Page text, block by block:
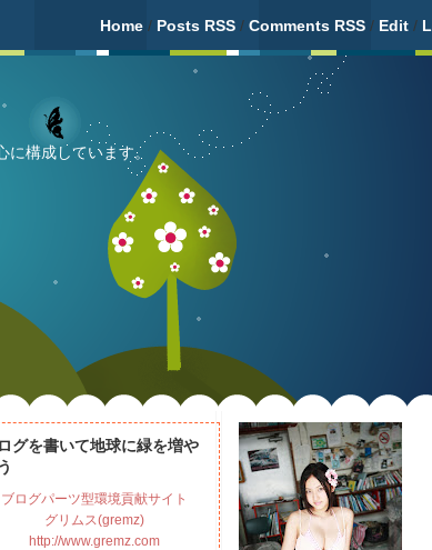
Home / Posts RSS / Comments RSS / Edit /
構成しています。
グを書いて地球に緑を増や
ブログパーツ型環境貢献サイト
グリムス(gremz)
http://www.gremz.com